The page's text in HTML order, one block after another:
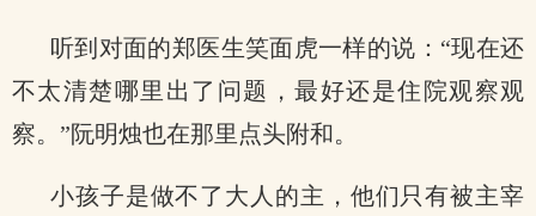
听到对面的郑医生笑面虎一样的说：“现在还
不太清楚哪里出了问题，最好还是住院观察观
察。”阮明烛也在那里点头附和。
小孩子是做不了大人的主，他们只有被主宰